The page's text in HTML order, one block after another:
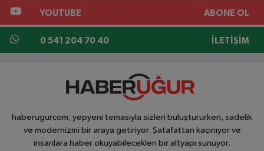
YOUTUBE ABONE OL
0 541 204 70 40 İLETIŞIM
haberugurcom, yepyeni temasıyla sizleri buluştururken, sadelik
ve modernizmi bir araya getiriyor. Şatafattan kaçınıyor ve
insanlara haber okuyabilecekleri bir altyapı sunuyor.